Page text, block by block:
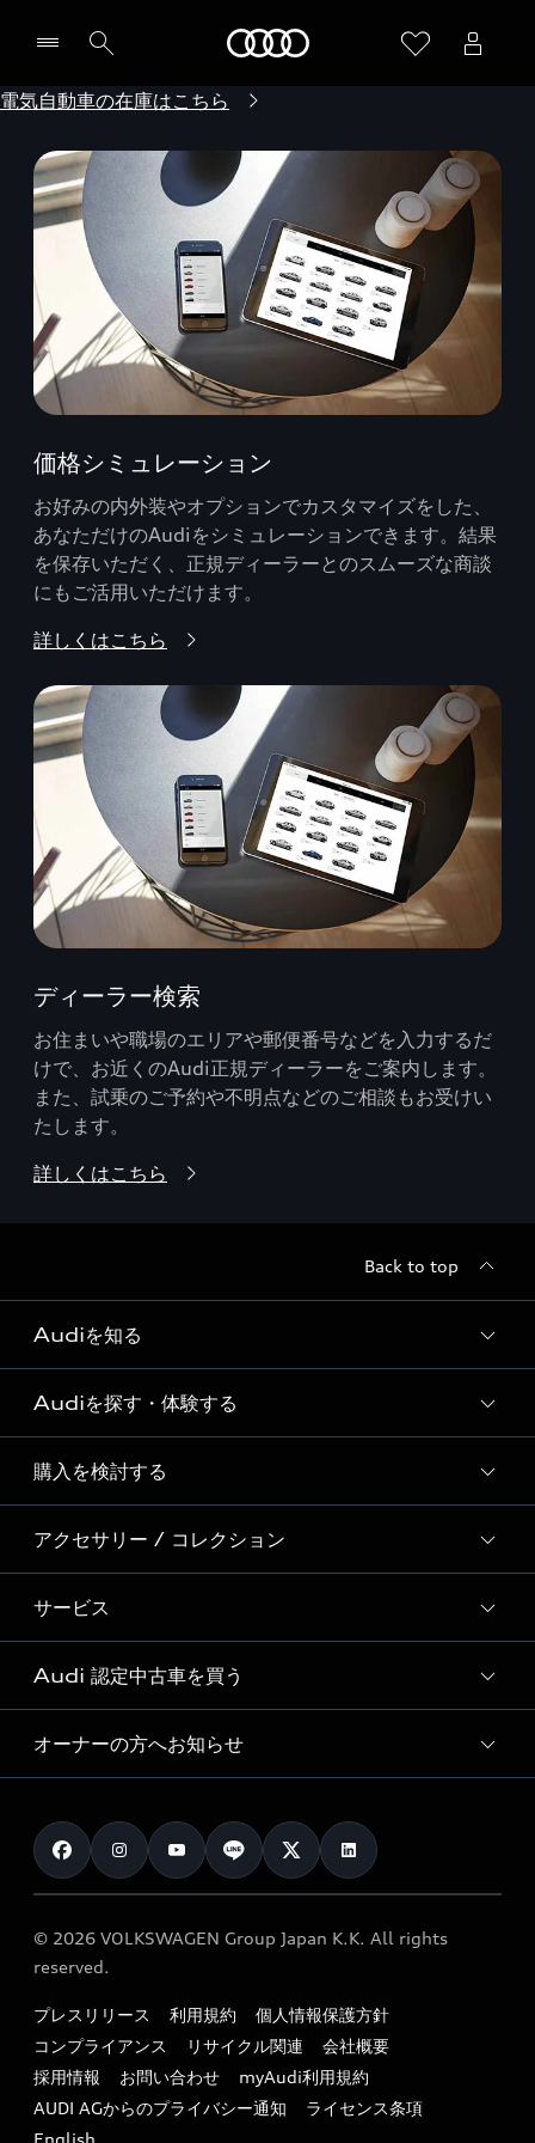
電気自動車の在庫はこちら
価格シミュレーション
お好みの内外装やオプションでカスタマイズをした、
あなただけのAudiをシミュレーションできます。結果
を保存いただく、正規ディーラーとのスムーズな商談
にもご活用いただけます。
詳しくはこちら
ディーラー検索
お住まいや職場のエリアや郵便番号などを入力するだ
けで、お近くのAudi正規ディーラーをご案内します。
また、試乗のご予約や不明点などのご相談もお受けい
たします。
詳しくはこちら
Back to top
Audiを知る
Audi ブランド
Story of Progress
Audi Sport
Formula 1®
デジタルサービス
Audiを探す・体験する
ディーラー検索
新車在庫検索
試乗車・展示車検索
見積り依頼
試乗予約
購入を検討する
モデル一覧
特別仕様モデル / 限定モデル
e-tronラインアップ
価格シミュレーション
車両比較
カタログ一覧
アクセサリー / コレクション
純正アクセサリー
オンラインショップ
Audi collection
アウディナビアプリ
サービス
サービス入庫予約
サービスプログラム
メンテナンス
車検 / 定期点検
e-tronアフターサポート
myAudi
Audi 認定中古車を買う
Audi認定中古車
クオリティ
保証
メンテナンス
ファイナンス
キャンペーン / イベント
買取査定
オーナーの方へお知らせ
お知らせ
オーナー様向けキャンペーン
特定整備適用車一覧
リサイクル法
よくある質問（FAQ）
© 2026 VOLKSWAGEN Group Japan K.K. All rights
reserved.
プレスリリース 利用規約
個人情報保護方針
コンプライアンス
リサイクル関連
会社概要
採用情報
お問い合わせ
myAudi利用規約
AUDI AGからのプライバシー通知
ライセンス条項
English